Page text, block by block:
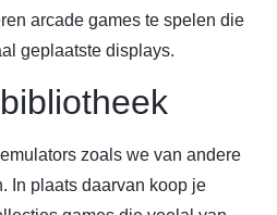
arcade games te spelen die
geplaatste displays.
zoals we van andere
In plaats daarvan koop je